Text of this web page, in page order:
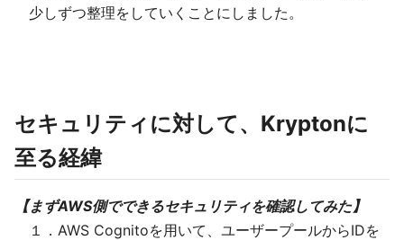
少しずつ整理をしていくことにしました。
セキュリティに対して、Kryptonに
至る経緯
【まずAWS側でできるセキュリティを確認してみた】
１．AWS Cognitoを用いて、ユーザープールからIDを